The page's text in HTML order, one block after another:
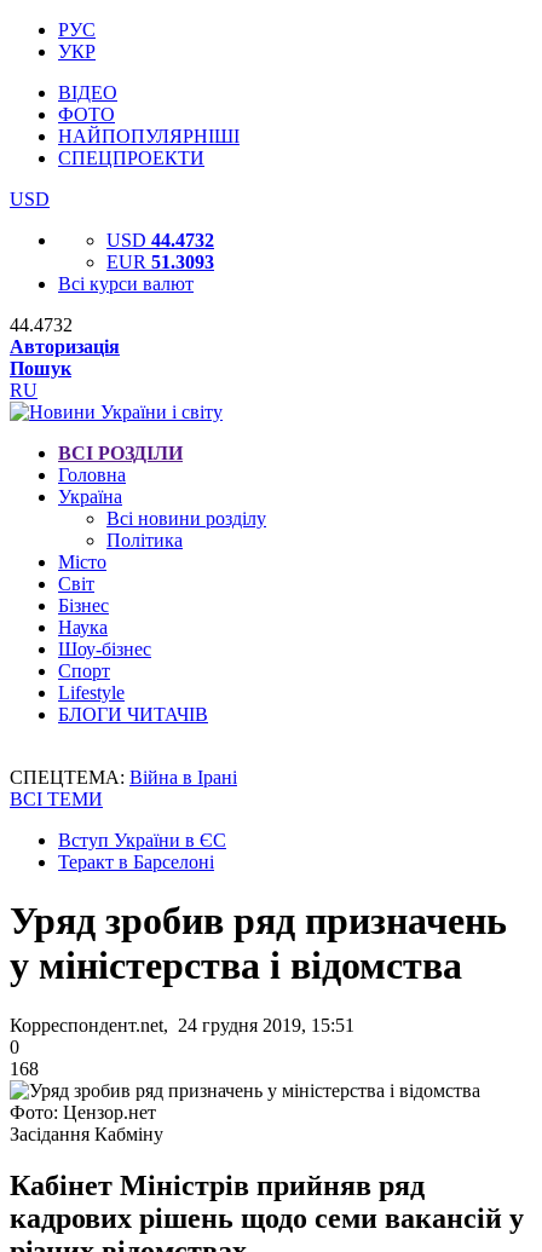
РУС
УКР
ВІДЕО
ФОТО
НАЙПОПУЛЯРНІШІ
СПЕЦПРОЕКТИ
USD
USD 44.4732
EUR 51.3093
Всі курси валют
44.4732
Авторизація
Пошук
RU
ВСІ РОЗДІЛИ
Головна
Україна
Всі новини розділу
Політика
Місто
Світ
Бізнес
Наука
Шоу-бізнес
Спорт
Lifestyle
БЛОГИ ЧИТАЧІВ
СПЕЦТЕМА: Війна в Ірані
ВСІ ТЕМИ
Вступ України в ЄС
Теракт в Барселоні
Уряд зробив ряд призначень
у міністерства і відомства
Корреспондент.net, 24 грудня 2019, 15:51
0
168
Фото: Цензор.нет
Засідання Кабміну
Кабінет Міністрів прийняв ряд
кадрових рішень щодо семи вакансій у